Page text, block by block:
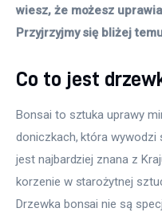
wiesz, że możesz
Przyjrzyjmy się bliżej
Co to jest
Bonsai to sztuka uprawy
doniczkach, która wywodzi
jest najbardziej znana z
korzenie w starożytnej
Drzewka bonsai nie są